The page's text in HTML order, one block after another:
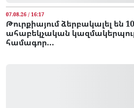
07.08.26 / 16:17
Թուրքիայում ձերբակալել են
ահաբեկչական
համագոր...